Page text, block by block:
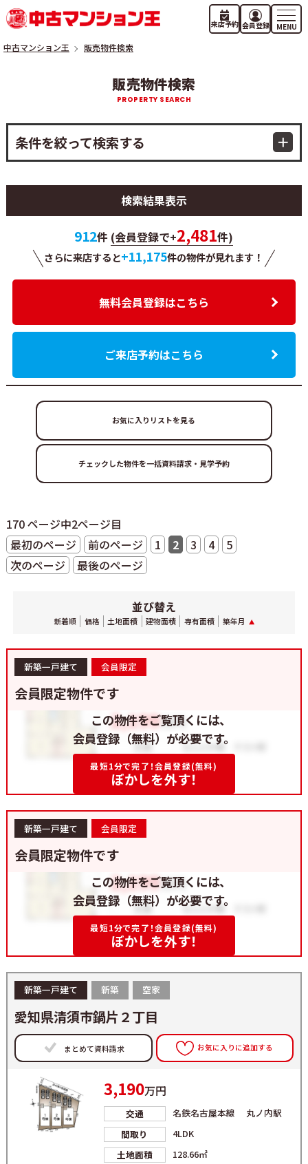
来店予約 会員登録
中古マンション王 販売物件検索
販売物件検索
条件を絞って検索する
検索結果表示
912件 (会員登録で+2,481件)
さらに来店すると+11,175件の物件が見れます！
無料会員登録はこちら
ご来店予約はこちら
お気に入りリストを見る
170 ページ中2ページ目
最初のページ
前のページ 1 2 3 4
5
次のページ
最後のページ
並び替え
新着順 価格 土地面積 建物面積 専有面積 築年月
新築一戸建て 会員限定
会員限定物件です
この物件をご覧頂くには、
会員登録（無料）が必要です。
最短1分で完了！会員登録(無料)
ぼかしを外す！
新築一戸建て 会員限定
会員限定物件です
この物件をご覧頂くには、
会員登録（無料）が必要です。
最短1分で完了！会員登録(無料)
ぼかしを外す！
新築一戸建て 新築 空家
愛知県清須市鍋片２丁目
まとめて資料請求 お気に入りに追加する
3,190万円
交通
名鉄名古屋本線 丸ノ内駅
間取り
4LDK
土地面積
128.66㎡